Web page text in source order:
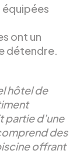
équipées
ont un
détendre.
hôtel de
d’une
des
offrant